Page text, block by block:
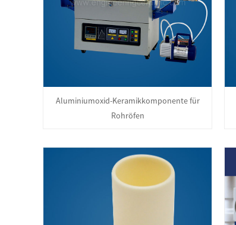
Aluminiumoxid-Keramikkomponente für
Rohröfen